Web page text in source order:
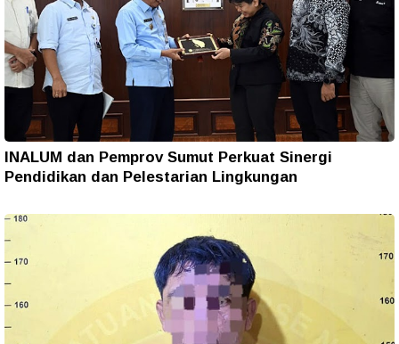
INALUM dan Pemprov Sumut Perkuat Sinergi
Pendidikan dan Pelestarian Lingkungan